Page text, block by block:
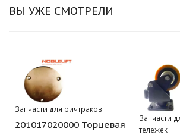
ВЫ УЖЕ СМОТРЕЛИ
Запчасти для ричтраков
201017020000 Торцевая
Запчасти
тележек